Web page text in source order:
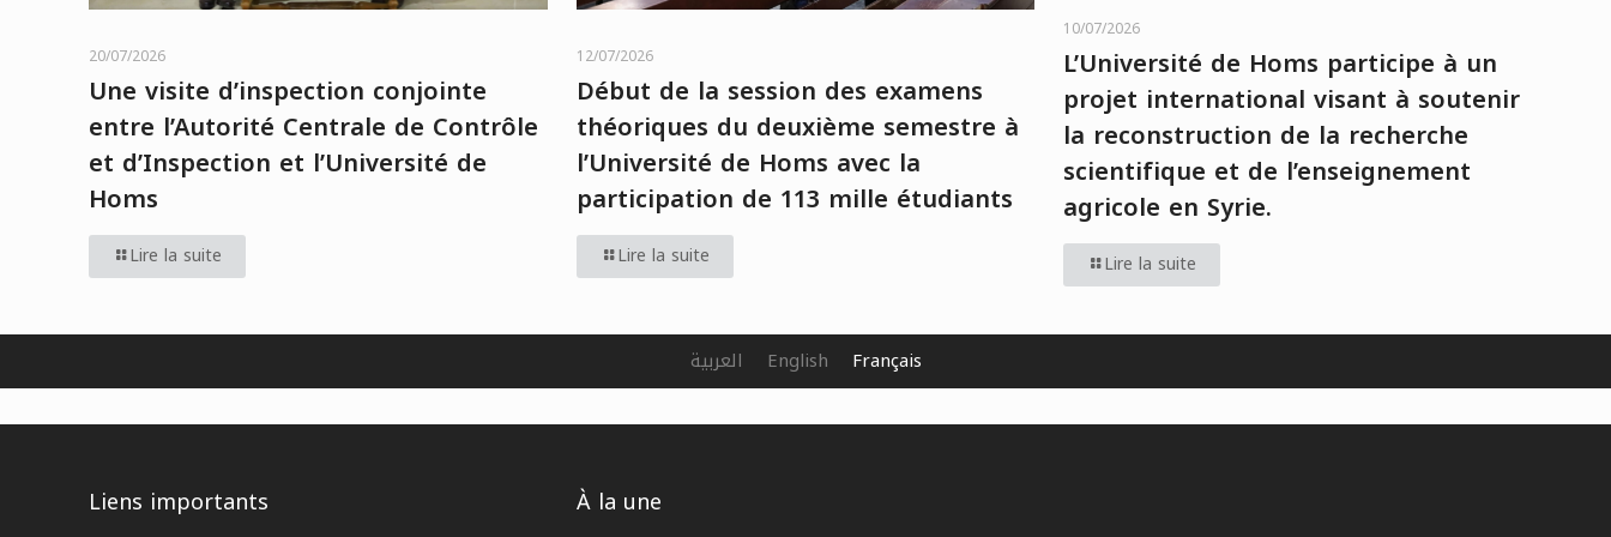
20/07/2026
Une visite d’inspection conjointe
entre l’Autorité Centrale de Contrôle
et d’Inspection et l’Université de
Homs
Lire la suite
12/07/2026
Début de la session des examens
théoriques du deuxième semestre à
l’Université de Homs avec la
participation de 113 mille étudiants
Lire la suite
10/07/2026
L’Université de Homs participe à un
projet international visant à soutenir
la reconstruction de la recherche
scientifique et de l’enseignement
agricole en Syrie.
Lire la suite
Liens importants À la une
العربية English Français